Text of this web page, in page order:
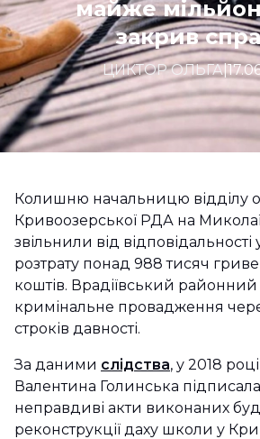
майже
закрив
ЦИКТОР ОЛЬГА|
Колишню начальницю відділу
Кривоозерської РДА на
звільнили від відповідальності
розтрату понад 988 тисяч
коштів. Врадіївський
кримінальне провадження
строків давності.
За даними слідства, у 2018
Валентина Голинська
неправдиві акти виконаних
реконструкції даху школи у